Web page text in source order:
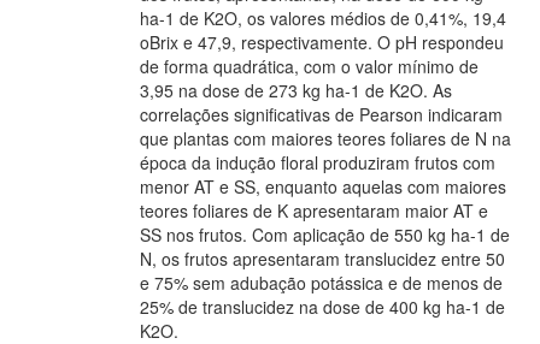
ha-1 de K2O, os valores médios de 0,41%, 19,4
oBrix e 47,9, respectivamente. O pH respondeu
de forma quadrática, com o valor mínimo de
3,95 na dose de 273 kg ha-1 de K2O. As
correlações significativas de Pearson indicaram
que plantas com maiores teores foliares de N na
época da indução floral produziram frutos com
menor AT e SS, enquanto aquelas com maiores
teores foliares de K apresentaram maior AT e
SS nos frutos. Com aplicação de 550 kg ha-1 de
N, os frutos apresentaram translucidez entre 50
e 75% sem adubação potássica e de menos de
25% de translucidez na dose de 400 kg ha-1 de
K2O.